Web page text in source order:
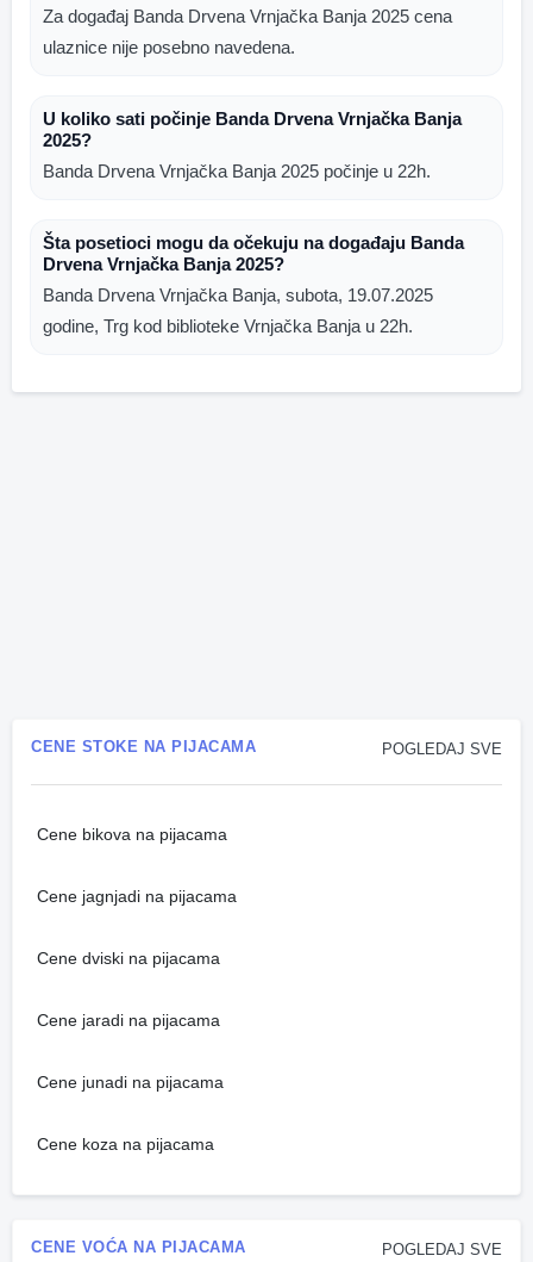
Za događaj Banda Drvena Vrnjačka Banja 2025 cena
ulaznice nije posebno navedena.
U koliko sati počinje Banda Drvena Vrnjačka Banja
2025?
Banda Drvena Vrnjačka Banja 2025 počinje u 22h.
Šta posetioci mogu da očekuju na događaju Banda
Drvena Vrnjačka Banja 2025?
Banda Drvena Vrnjačka Banja, subota, 19.07.2025
godine, Trg kod biblioteke Vrnjačka Banja u 22h.
POGLEDAJ SVE
CENE STOKE NA PIJACAMA
Cene bikova na pijacama
Cene jagnjadi na pijacama
Cene dviski na pijacama
Cene jaradi na pijacama
Cene junadi na pijacama
Cene koza na pijacama
POGLEDAJ SVE
CENE VOĆA NA PIJACAMA